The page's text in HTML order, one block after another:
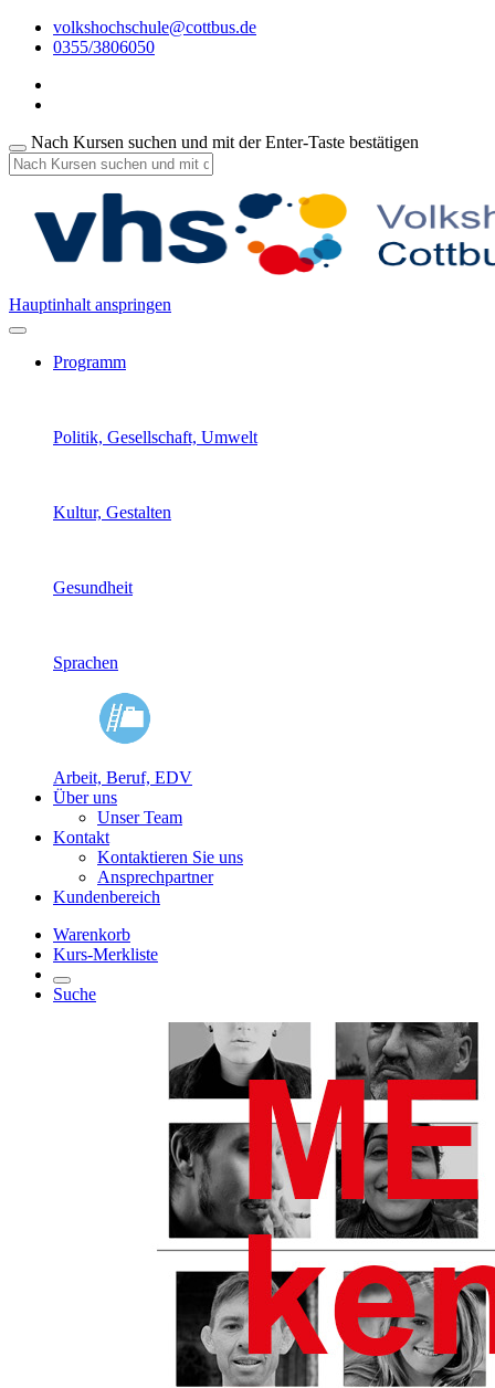
volkshochschule@cottbus.de
0355/3806050
Nach Kursen suchen und mit der Enter-Taste bestätigen
Hauptinhalt anspringen
Programm
Politik, Gesellschaft, Umwelt
Kultur, Gestalten
Gesundheit
Sprachen
Arbeit, Beruf, EDV
Über uns
Unser Team
Kontakt
Kontaktieren Sie uns
Ansprechpartner
Kundenbereich
Warenkorb
Kurs-Merkliste
Suche